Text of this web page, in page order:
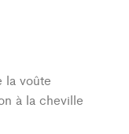
la voûte
à la cheville